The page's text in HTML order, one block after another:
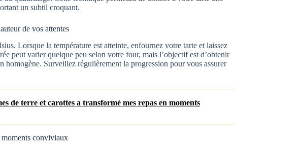
un subtil croquant.
de vos attentes
Lorsque la température est atteinte, enfournez votre tarte et laissez
peut varier quelque peu selon votre four, mais l’objectif est d’obtenir
homogène. Surveillez régulièrement la progression pour vous assurer
de terre et carottes a transformé mes repas en moments
moments conviviaux